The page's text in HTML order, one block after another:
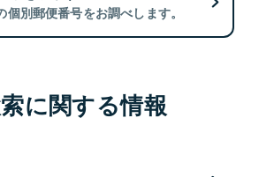
別郵便番号をお調べします。
に関する情報